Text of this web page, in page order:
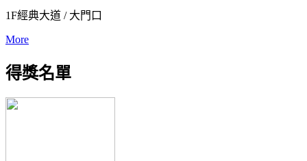
1F經典大道 / 大門口
More
得獎名單